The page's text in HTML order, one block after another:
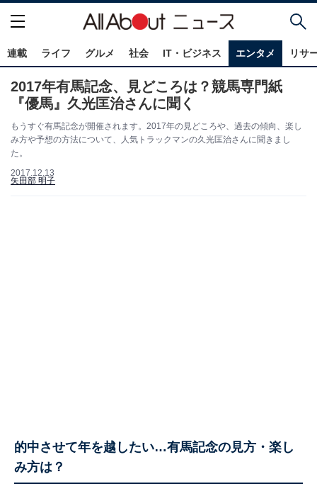
連載 ライフ グルメ 社会 IT・ビジネス エンタメ リサ
2017年有馬記念、見どころは？競馬専門紙
『優馬』久光匡治さんに聞く
もうすぐ有馬記念が開催されます。2017年の見どころや、過去の傾向、楽し
み方や予想の方法について、人気トラックマンの久光匡治さんに聞きまし
た。
2017.12.13
矢田部 明子
的中させて年を越したい…有馬記念の見方・楽し
み方は？